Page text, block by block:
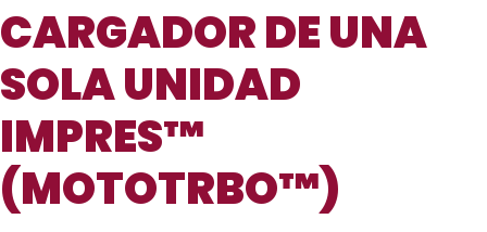
CARGADOR DE UNA
SOLA UNIDAD
IMPRES™
(MOTOTRBO™)